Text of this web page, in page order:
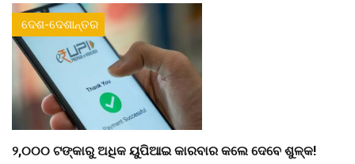
ଦେଶ-ଦେଶାନ୍ତର
୨,୦୦୦ ଟଙ୍କାରୁ ଅଧିକ ୟୁପିଆଇ କାରବାର କଲେ ଦେବେ ଶୁଳ୍କ!